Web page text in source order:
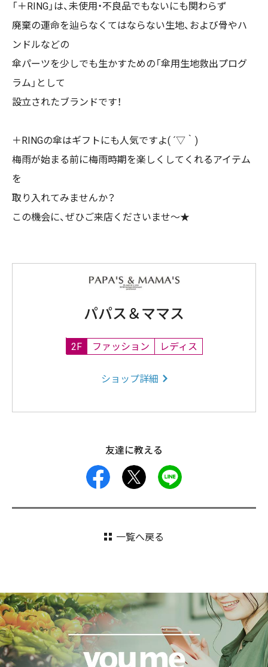
「＋RING」は、未使用・不良品でもないにも関わらず
廃棄の運命を辿らなくてはならない生地、および骨やハ
ンドルなどの
傘パーツを少しでも生かすための「傘用生地救出プログ
ラム」として
設立されたブランドです！
＋RINGの傘はギフトにも人気ですよ( ´▽｀)
梅雨が始まる前に梅雨時期を楽しくしてくれるアイテム
を
取り入れてみませんか？
この機会に、ぜひご来店くださいませ～★
パパス＆ママス
2F ファッション レディス
ショップ詳細
友達に教える
facebook
一覧へ戻る